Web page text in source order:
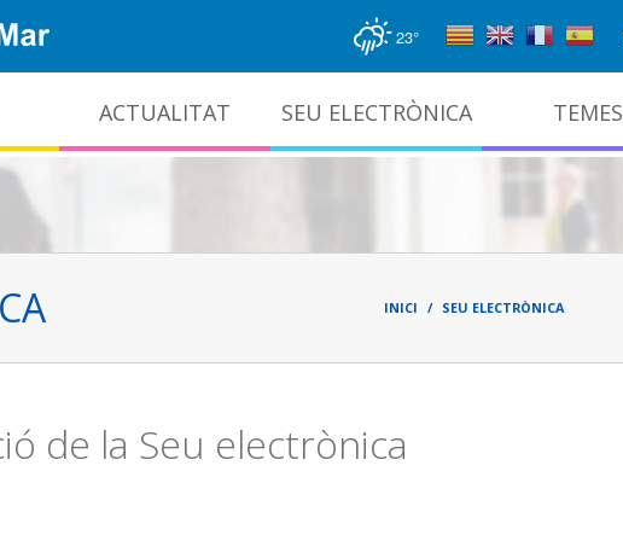
23°
ACTUALITAT SEU ELECTRÒNICA TEMES
Fild'ariadna
INICI SEU ELECTRÒNICA
de la Seu electrònica